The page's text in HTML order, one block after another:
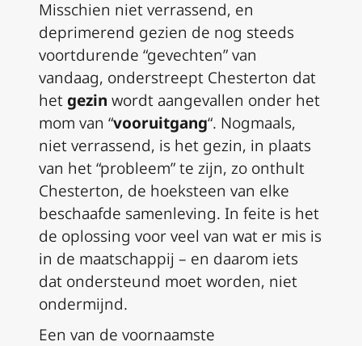
Misschien niet verrassend, en
deprimerend gezien de nog steeds
voortdurende “gevechten” van
vandaag, onderstreept Chesterton dat
het gezin wordt aangevallen onder het
mom van “vooruitgang“. Nogmaals,
niet verrassend, is het gezin, in plaats
van het “probleem” te zijn, zo onthult
Chesterton, de hoeksteen van elke
beschaafde samenleving. In feite is het
de oplossing voor veel van wat er mis is
in de maatschappij – en daarom iets
dat ondersteund moet worden, niet
ondermijnd.
Een van de voornaamste